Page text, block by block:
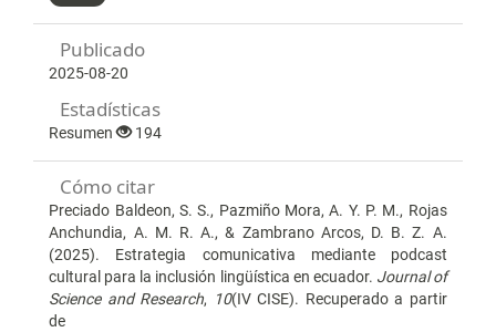
Publicado
2025-08-20
Estadísticas
Resumen 194
Cómo citar
Preciado Baldeon, S. S., Pazmiño Mora, A. Y. P. M., Rojas
Anchundia, A. M. R. A., & Zambrano Arcos, D. B. Z. A.
(2025). Estrategia comunicativa mediante podcast
cultural para la inclusión lingüística en ecuador. Journal of
Science and Research, 10(IV CISE). Recuperado a partir
de